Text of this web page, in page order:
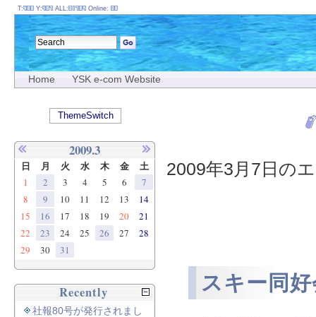
Home YSK e-com Website
2009年3月7日の
スキー同
T: Y: ALL: Online:
ThemeSwitch
2009.3
日 月 火 水 木 金 土
1 2 3 4 5 6
7
8
9 10 11 12 13
14
15
16 17 18 19 20
21
22
23 24 25 26 27
28
29
30 31
Recently
社報80号が発行されまし